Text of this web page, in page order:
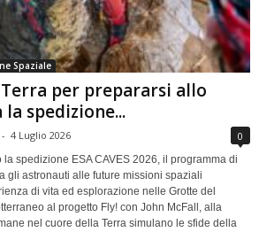
Spaziale
per prepararsi allo
la spedizione...
- 4 Luglio 2026 0
spedizione ESA CAVES 2026, il programma di
gli astronauti alle future missioni spaziali
di vita ed esplorazione nelle Grotte del
al progetto Fly! con John McFall, alla
nel cuore della Terra simulano le sfide della